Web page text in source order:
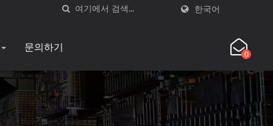
한국어
문의하기
0